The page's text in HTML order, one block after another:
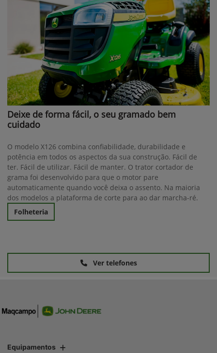
Deixe de forma fácil, o seu gramado bem
cuidado
O modelo X126 combina confiabilidade, durabilidade e
potência em todos os aspectos da sua construção. Fácil de
ter. Fácil de utilizar. Fácil de manter. O trator cortador de
grama foi desenvolvido para que o motor pare
automaticamente quando você deixa o assento. Na maioria
dos modelos a plataforma de corte para ao dar marcha-ré.
Folheteria
Ver telefones
Equipamentos